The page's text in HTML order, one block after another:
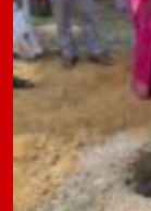
Leave a Reply
You must be